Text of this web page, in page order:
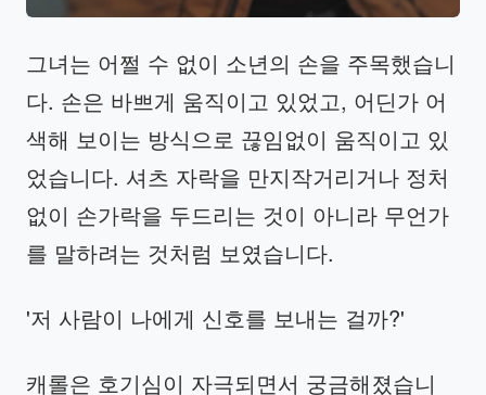
그녀는 어쩔 수 없이 소년의 손을 주목했습니
다. 손은 바쁘게 움직이고 있었고, 어딘가 어
색해 보이는 방식으로 끊임없이 움직이고 있
었습니다. 셔츠 자락을 만지작거리거나 정처
없이 손가락을 두드리는 것이 아니라 무언가
를 말하려는 것처럼 보였습니다.
'저 사람이 나에게 신호를 보내는 걸까?'
캐롤은 호기심이 자극되면서 궁금해졌습니